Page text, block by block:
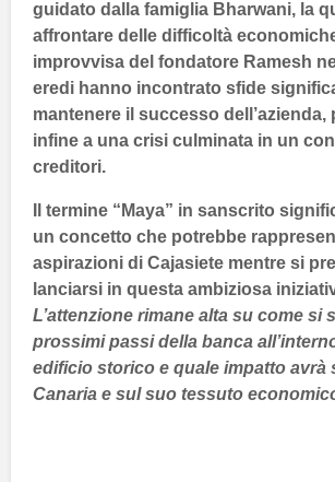
guidato dalla famiglia Bharwani, la
affrontare delle difficoltà
improvvisa del fondatore Ramesh
eredi hanno incontrato sfide
mantenere il successo dell’azienda,
infine a una crisi culminata in un
creditori.
Il termine “Maya” in sanscrito
un concetto che potrebbe
aspirazioni di Cajasiete mentre si
lanciarsi in questa ambiziosa
L’attenzione rimane alta su come si
prossimi passi della banca
edificio storico e quale impatto avrà
Canaria e sul suo tessuto